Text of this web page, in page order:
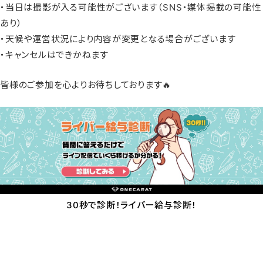
・当日は撮影が入る可能性がございます（SNS・媒体掲載の可能性
あり）
・天候や運営状況により内容が変更となる場合がございます
・キャンセルはできかねます
皆様のご参加を心よりお待ちしております🔥
30秒で診断！ライバー給与診断！